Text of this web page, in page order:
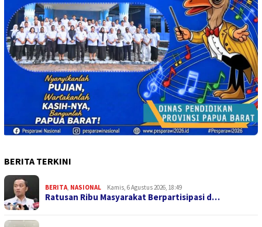
BERITA TERKINI
BERITA, NASIONAL Kamis, 6 Agustus 2026, 18:49
Ratusan Ribu Masyarakat Berpartisipasi d…